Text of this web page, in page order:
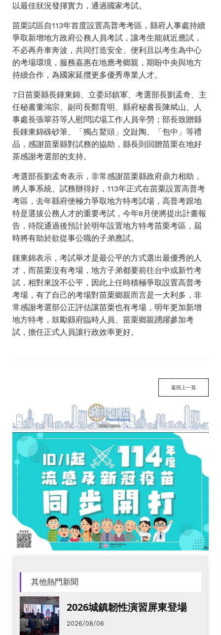
以最佳狀況發揮實力，通過國家考試。
苗栗試區自113年首度設置高普考考區，縣府人事處持續
爭取新增地方政府公務人員考試，讓考生能就近應試，
不必再舟車奔波，共同打造安全、便利且以考生為中心
的考場環境，服務嘉惠在地應考鄉親，期盼中央與地方
持續合作，為國家延攬更多優秀專業人才。
7日苗栗縣長鍾東錦、立委邱鎮軍、考選部長劉孟奇、主
任秘書董鴻宗、副司長鄭育明、縣府秘書長陳斌山、人
事處長張翠芬等人慰問試場工作人員辛勞；部長致贈縣
長鍾東錦硃砂筆、「獨占鰲頭」交趾陶、「包中」等禮
品，感謝苗栗縣對試務的協助，縣長則回贈苗栗在地好
茶感謝考選部的支持。
考選部長劉孟奇表示，非常感謝苗栗縣政府鼎力相助，
將人事系統、試務辦得好，113年正式在苗栗設置高普考
考區，去年縣府便極力爭取地方特考試場，高普考跟地
特是選拔公務人才的重要考試，今年8月便將提出計畫報
告，待院通過後預計於明年設置地方特考苗栗考區，屆
時將有助於欲從事公職的子弟應試。
鍾東錦表示，考試舉才是最公平的方式選出最優秀的人
才，而苗栗沒有考場，地方子弟都要前往台中或新竹考
試，相對來說不公平，因此上任時積極爭取設置高普考
考場，有了自己的考場對苗栗鄉親而言是一大利多，非
常感謝考選部公正評估讓苗栗也有考場，明年更加新增
地方特考，鼓勵縣府臨時人員、苗栗鄉親踴躍參加考
試，擔任正式人員讓行政效率更好。
返回上一頁
其他熱門新聞
2026城鎮韌性演習屏東登場
2026/08/06